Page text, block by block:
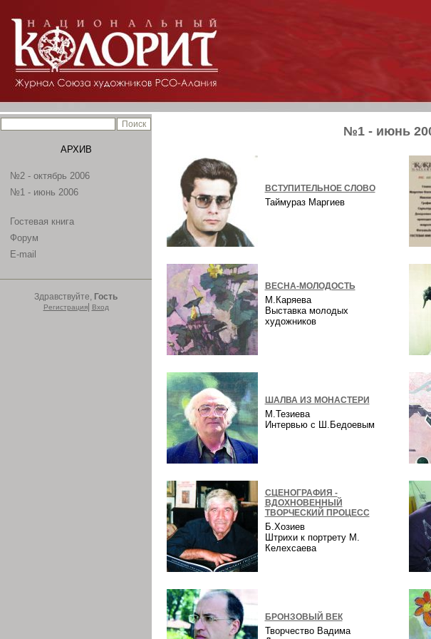
АРХИВ
№2 - октябрь 2006
№1 - июнь 2006
Гостевая книга
Форум
E-mail
Здравствуйте, Гость
Регистрация| Вход
№1 - июнь
ВСТУПИТЕЛЬНОЕ СЛОВО
Таймураз Маргиев
ВЕСНА-МОЛОДОСТЬ
М.Каряева
Выставка молодых
художников
ШАЛВА ИЗ МОНАСТЕРИ
М.Тезиева
Интервью с Ш.Бедоевым
СЦЕНОГРАФИЯ -
ВДОХНОВЕННЫЙ
ТВОРЧЕСКИЙ ПРОЦЕСС
Б.Хозиев
Штрихи к портрету М.
Келехсаева
БРОНЗОВЫЙ ВЕК
Творчество Вадима